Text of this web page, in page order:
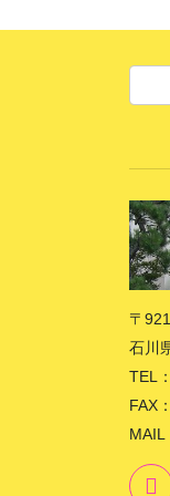
〒
石川
TEL
FAX